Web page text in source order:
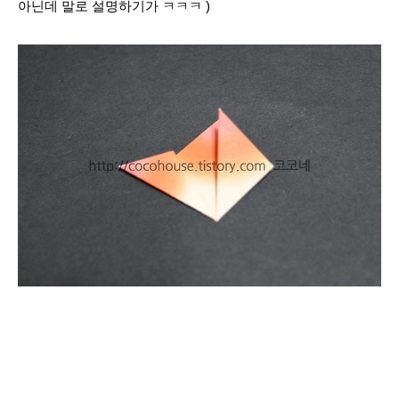
아닌데 말로 설명하기가 ㅋㅋㅋ )